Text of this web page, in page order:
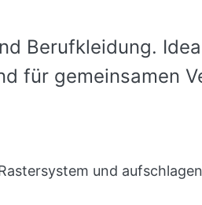
Berufkleidung.
für gemeinsamen
und